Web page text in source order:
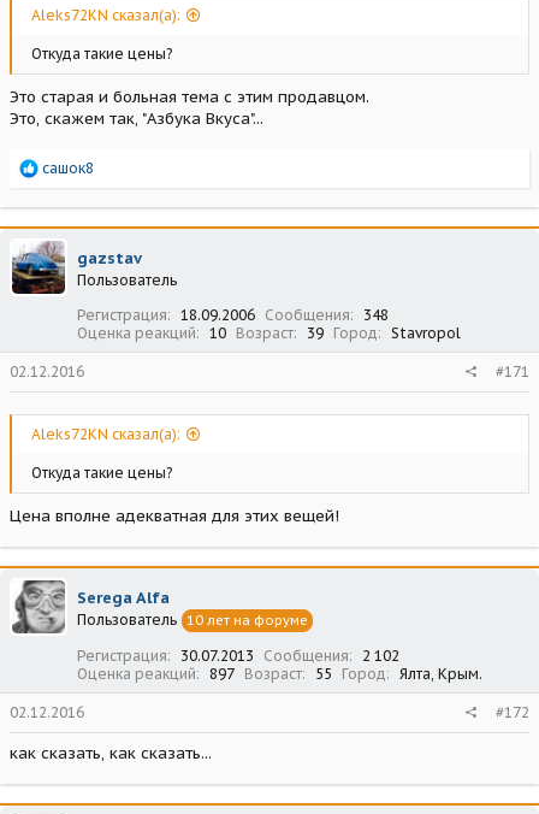
Aleks72KN сказал(а):
Откуда такие цены?
Это старая и больная тема с этим продавцом.
Это, скажем так, "Азбука Вкуса"...
Р
а
к
ц
и
и
сашок8
gazstav
Пользователь
Регистрация
18.09.2006 Сообщения
348
Оценка реакций
10 Возраст 39 Город Stavropol
02.12.2016 #171
Aleks72KN сказал(а):
Откуда такие цены?
Цена вполне адекватная для этих вещей!
Serega Alfa
Пользователь 10 лет на форуме
Регистрация 30.07.2013 Сообщения
2 102
Оценка реакций
897 Возраст 55 Город Ялта, Крым.
02.12.2016 #172
как сказать, как сказать...